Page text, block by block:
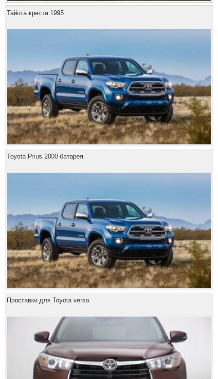
Тайота креста 1995
Toyota Prius 2000 батарея
Проставки для Toyota verso